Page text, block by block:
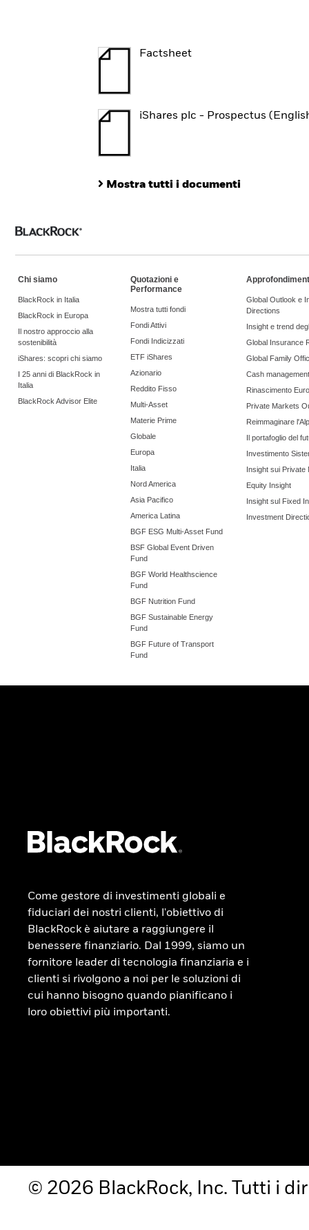
Factsheet
iShares plc - Prospectus
Mostra tutti i documenti
Chi siamo
BlackRock in Italia
BlackRock in Europa
Il nostro approccio alla
sostenibilità
iShares: scopri chi siamo
I 25 anni di BlackRock in
Italia
BlackRock Advisor Elite
Quotazioni e
Performance
Mostra tutti fondi
Fondi Attivi
Fondi Indicizzati
ETF iShares
Azionario
Reddito Fisso
Multi-Asset
Materie Prime
Globale
Europa
Italia
Nord America
Asia Pacifico
America Latina
BGF ESG Multi-Asset Fund
BSF Global Event Driven
Fund
BGF World Healthscience
Fund
BGF Nutrition Fund
BGF Sustainable Energy
Fund
BGF Future of Transport
Fund
Global Outlook e
Directions
Insight e trend
Global Insurance
Global Family
Cash management
Rinascimento
Private Markets
Reimmaginare
Il portafoglio del
Investimento
Insight sui Private
Equity Insight
Insight sul Fixed
Investment
Come gestore di investimenti globali e
fiduciari dei nostri clienti, l'obiettivo di
BlackRock è aiutare a raggiungere il
benessere finanziario. Dal 1999, siamo un
fornitore leader di tecnologia finanziaria e i
clienti si rivolgono a noi per le soluzioni di
cui hanno bisogno quando pianificano i
loro obiettivi più importanti.
© 2026 BlackRock, Inc. Tutti i